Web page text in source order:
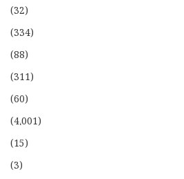
(32)
(334)
(88)
(311)
(60)
(4،001)
(15)
(3)